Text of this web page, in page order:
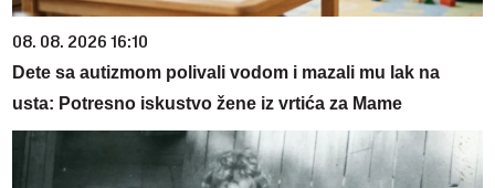
08. 08. 2026 16:10
Dete sa autizmom polivali vodom i mazali mu lak na
usta: Potresno iskustvo žene iz vrtića za Mame